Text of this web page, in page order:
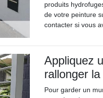
produits
de votre peinture
contacter si vous
Appliquez
rallonger
Pour garder un